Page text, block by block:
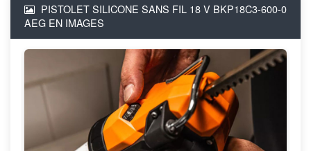
PISTOLET SILICONE SANS FIL 18 V BKP18C3-600-0
AEG EN IMAGES